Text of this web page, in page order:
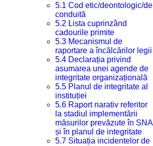
5.1 Cod etic/deontologic/de
conduită
5.2 Lista cuprinzând
cadourile primite
5.3 Mecanismul de
raportare a încălcărilor legii
5.4 Declarația privind
asumarea unei agende de
integritate organizațională
5.5 Planul de integritate al
instituției
5.6 Raport narativ referitor
la stadiul implementării
măsurilor prevăzute în SNA
și în planul de integritate
5.7 Situația incidentelor de